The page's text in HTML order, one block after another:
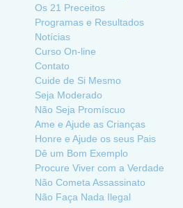
Os 21 Preceitos
Programas e Resultados
Notícias
Curso On-line
Contato
Cuide de Si Mesmo
Seja Moderado
Não Seja Promíscuo
Ame e Ajude as Crianças
Honre e Ajude os seus Pais
Dê um Bom Exemplo
Procure Viver com a Verdade
Não Cometa Assassinato
Não Faça Nada Ilegal